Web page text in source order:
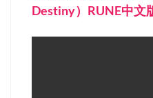
Destiny）RUNE中文